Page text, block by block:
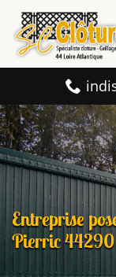
Entreprise
Pierric 44290